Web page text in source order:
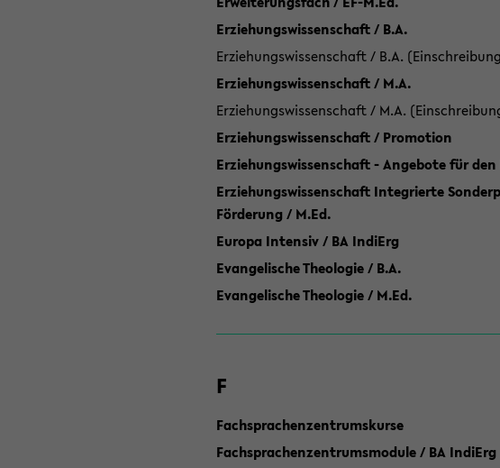
Erziehungswissenschaft / B.A.
Erziehungswissenschaft / B.A.
Erziehungswissenschaft / M.A.
Erziehungswissenschaft / M.A.
Erziehungswissenschaft / Promotion
Erziehungswissenschaft - Angebote für
Erziehungswissenschaft Integrierte
Förderung / M.Ed.
Europa Intensiv / BA IndiErg
Evangelische Theologie / B.A.
Evangelische Theologie / M.Ed.
F
Fachsprachenzentrumskurse
Fachsprachenzentrumsmodule / BA IndiErg